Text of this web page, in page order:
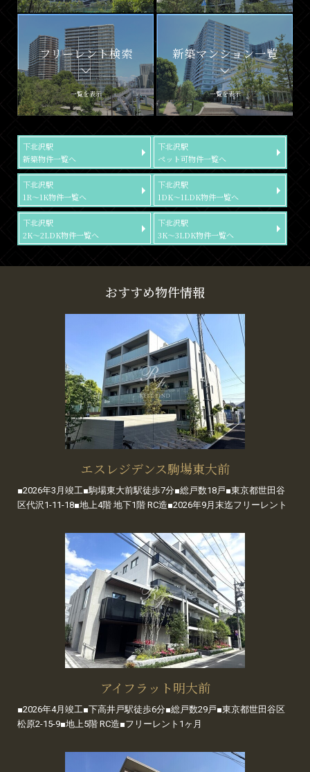
フリーレント検索
一覧を表示
新築マンション一覧
一覧を表示
下北沢駅
新築物件一覧へ
下北沢駅
ペット可物件一覧へ
下北沢駅
1R～1K物件一覧へ
下北沢駅
1DK～1LDK物件一覧へ
下北沢駅
2K～2LDK物件一覧へ
下北沢駅
3K～3LDK物件一覧へ
おすすめ物件情報
エスレジデンス駒場東大前
■2026年3月竣工■駒場東大前駅徒歩7分■総戸数18戸■東京都世田谷
区代沢1-11-18■地上4階 地下1階 RC造■2026年9月末迄フリーレント
アイフラット明大前
■2026年4月竣工■下高井戸駅徒歩6分■総戸数29戸■東京都世田谷区
松原2-15-9■地上5階 RC造■フリーレント1ヶ月